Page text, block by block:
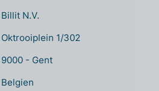
Billit N.V.
Oktrooiplein 1/302
9000 - Gent
Belgien